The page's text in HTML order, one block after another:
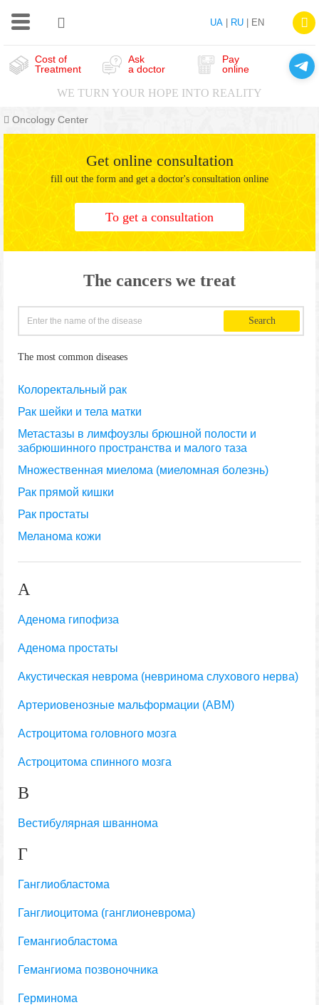
UA| RU| EN
Cost of
Treatment
Ask
a doctor
Pay
online
WE TURN YOUR HOPE INTO REALITY
Oncology Center
Get online consultation
fill out the form and get a doctor's consultation online
To get a consultation
The cancers we treat
The most common diseases
Колоректальный рак
Рак шейки и тела матки
Метастазы в лимфоузлы брюшной полости и
забрюшинного пространства и малого таза
Множественная миелома (миеломная болезнь)
Рак прямой кишки
Рак простаты
Меланома кожи
А
Аденома гипофиза
Аденома простаты
Акустическая неврома (невринома слухового нерва)
Артериовенозные мальформации (АВМ)
Астроцитома головного мозга
Астроцитома спинного мозга
В
Вестибулярная шваннома
Г
Ганглиобластома
Ганглиоцитома (ганглионеврома)
Гемангиобластома
Гемангиома позвоночника
Герминома